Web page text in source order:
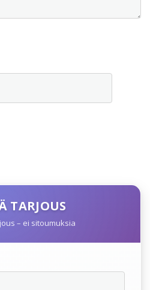
TARJOUS
– ei sitoumuksia